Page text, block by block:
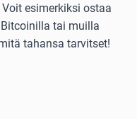
esimerkiksi ostaa
tai muilla
tahansa tarvitset!